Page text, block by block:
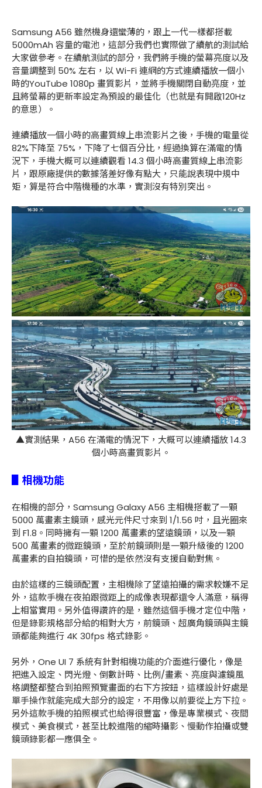
Samsung A56 雖然機身還蠻薄的，跟上一代一樣都搭載
5000mAh 容量的電池，這部分我們也實際做了續航的測試給
大家做參考。在續航測試的部分，我們將手機的螢幕亮度以及
音量調整到 50% 左右，以 Wi-Fi 連網的方式連續播放一個小
時的YouTube 1080p 畫質影片，並將手機關閉自動亮度，並
且將螢幕的更新率設定為預設的最佳化（也就是有開啟120Hz
的意思）。
連續播放一個小時的高畫質線上串流影片之後，手機的電量從
82%下降至 75%，下降了七個百分比，經過換算在滿電的情
況下，手機大概可以連續觀看 14.3 個小時高畫質線上串流影
片，跟原廠提供的數據落差好像有點大，只能說表現中規中
矩，算是符合中階機種的水準，實測沒有特別突出。
▲實測結果，A56 在滿電的情況下，大概可以連續播放 14.3
個小時高畫質影片。
▋相機功能
在相機的部分，Samsung Galaxy A56 主相機搭載了一顆
5000 萬畫素主鏡頭，感光元件尺寸來到 1/1.56 吋，且光圈來
到 F1.8。同時擁有一顆 1200 萬畫素的望遠鏡頭，以及一顆
500 萬畫素的微距鏡頭，至於前鏡頭則是一顆升級後的 1200
萬畫素的自拍鏡頭，可惜的是依然沒有支援自動對焦。
由於這樣的三鏡頭配置，主相機除了望遠拍攝的需求較嫌不足
外，這款手機在夜拍跟微距上的成像表現都還令人滿意，稱得
上相當實用。另外值得讚許的是，雖然這個手機才定位中階，
但是錄影規格部分給的相對大方，前鏡頭、超廣角鏡頭與主鏡
頭都能夠進行 4K 30fps 格式錄影。
另外，One UI 7 系統有針對相機功能的介面進行優化，像是
把進入設定、閃光燈、倒數計時、比例/畫素、亮度與濾鏡風
格調整都整合到拍照預覽畫面的右下方按鈕，這樣設計好處是
單手操作就能完成大部分的設定，不用像以前要從上方下拉。
另外這款手機的拍照模式也給得很豐富，像是專業模式、夜間
模式、美食模式，甚至比較進階的縮時攝影、慢動作拍攝或雙
鏡頭錄影都一應俱全。